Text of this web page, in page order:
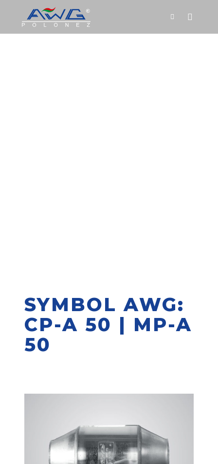
SYMBOL AWG:
CP-A 50 | MP-A
50